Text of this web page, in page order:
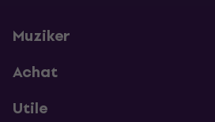
Muziker
Achat
Utile